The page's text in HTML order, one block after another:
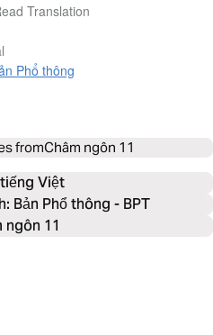
Translation
Phổ thông
fromChâm ngôn 11
tiếng Việt
Bản Phổ thông - BPT
ngôn 11